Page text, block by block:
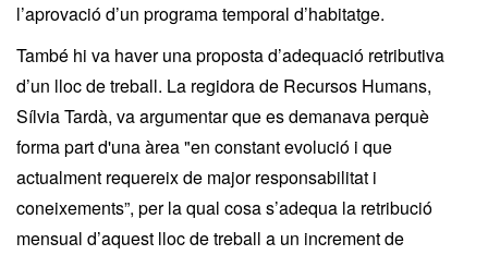
l’aprovació d’un programa temporal d’habitatge.
També hi va haver una proposta d’adequació retributiva
d’un lloc de treball. La regidora de Recursos Humans,
Sílvia Tardà, va argumentar que es demanava perquè
forma part d'una àrea "en constant evolució i que
actualment requereix de major responsabilitat i
coneixements”, per la qual cosa s’adequa la retribució
mensual d’aquest lloc de treball a un increment de